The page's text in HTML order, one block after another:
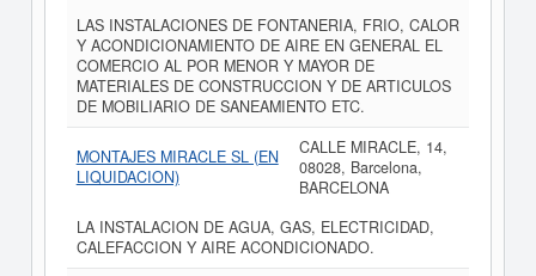
LAS INSTALACIONES DE FONTANERIA, FRIO, CALOR
Y ACONDICIONAMIENTO DE AIRE EN GENERAL EL
COMERCIO AL POR MENOR Y MAYOR DE
MATERIALES DE CONSTRUCCION Y DE ARTICULOS
DE MOBILIARIO DE SANEAMIENTO ETC.
MONTAJES MIRACLE SL (EN
LIQUIDACION)
CALLE MIRACLE, 14,
08028, Barcelona,
BARCELONA
LA INSTALACION DE AGUA, GAS, ELECTRICIDAD,
CALEFACCION Y AIRE ACONDICIONADO.